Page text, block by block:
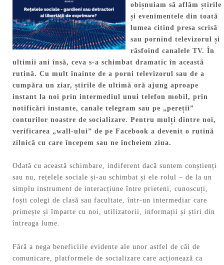
obișnuiam să aflăm știrile
și evenimentele din toată
lumea citind presa scrisă
sau pornind televizorul și
răsfoind canalele TV. În
ultimii ani însă, ceva s-a schimbat dramatic în această
rutină. Cu mult înainte de a porni televizorul sau de a
cumpăra un ziar, știrile de ultimă oră ajung aproape
instant la noi prin intermediul unui telefon mobil, prin
notificări instante, canale telegram sau pe „pereții”
conturilor noastre de socializare. Pentru mulți dintre noi,
verificarea „wall-ului” de pe Facebook a devenit o rutină
zilnică cu care începem sau ne încheiem ziua.
Odată cu această schimbare, indiferent dacă suntem conștienți
sau nu, rețelele sociale și-au schimbat și ele rolul – de la un
simplu instrument de interacțiune între prieteni, cunoscuți,
foști colegi de clasă sau facultate, într-un intermediar care
primește și împarte cu noi, utilizatorii, informații și știri din
întreaga lume.
Fără a nega beneficiile evidente ale unor astfel de căi de
comunicare, platformele de socializare care acționează ca